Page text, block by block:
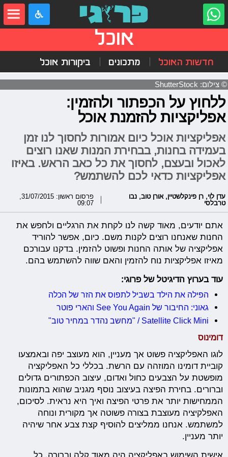
אוכל
חדשות האוכל מתכונים ביקורות אוכל
© צילום: ShutterStock
ללחוץ על הכפתור ולהזמין:
אפליקציות להזמנת אוכל
אפליקציות אוכל כיום אמורות לחסוך לנו זמן
בעמידה בחנות, בבחירת המנות שאנו רוצים
לאכול ובעצם, לחסוך את כל כאב הראש. באיזו
אפליקציות כדאי לכם להשתמש?
עדן לוי, רן פינקלשטיין, אורן טוב, נבו
טרבלסי
09:07
אתם יודעים, מאוד קשה לנו לקחת את הרגליים ולחפש את
החנות שאנחנו רוצים לקנות משם. כיום, אפשר להוריד
אפליקציה של אותה החנות ופשוט להזמין. בדקנו עבורכם
מאיזו אפליקציות נוח להזמין והאם שווה להשתמש בהם.
עוד בערוץ הדיגיטל של פרוגי:
הפילה את הילד בשביל לתפוס את הזר של הכלה
גאוני: החיבור של See You Again והארי פוטר
Satellite Click Mini / "מחשב נהדר במחיר טוב"
דומינוס
לוגו האפליקציה פשוט אך מעניין, הוא מעוצב יפה ובאמצעו
קוביית דומינו המוזהה עם הרשת. בכללי כל האפליקציה
מופשטת על הצבעים כחול ואדום, עיצוב הכפתורים גדולים
וברורים. בחירת הפיצה בעיצוב נוסף מגניב שהוא בתמונות
הממחישות יותר את פרטי הפיצה ואיך היא נראית. לסיכום,
האפלקיציה מעוצבת בצורה פשוטה אך מקורית ונוחה
למשתמש. אנחנו ממליצים להוסיף קצת צבע אחר שיהיה
יותר מעניין.
אישית השימוש באפליקציה היה מאוד קלה וברורה. כל